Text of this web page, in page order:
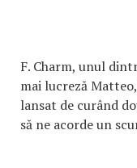
F. Charm, unul
mai lucreză
lansat de curând
să ne acorde un